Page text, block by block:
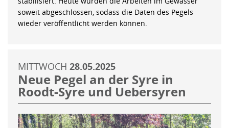
soweit abgeschlossen, sodass die Daten des Pegels
wieder veröffentlicht werden können.
MITTWOCH 28.05.2025
Neue Pegel an der Syre in
Roodt-Syre und Uebersyren